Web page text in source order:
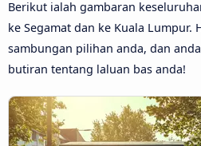
Berikut ialah gambaran
ke Segamat dan ke Kuala Lumpur.
sambungan pilihan anda, dan
butiran tentang laluan bas anda!